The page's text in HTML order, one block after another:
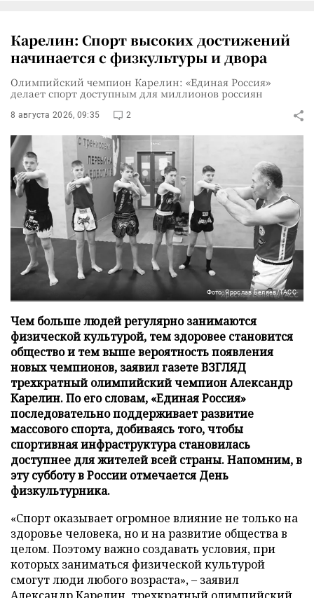
Карелин: Спорт высоких достижений
начинается с физкультуры и двора
Олимпийский чемпион Карелин: «Единая Россия»
делает спорт доступным для миллионов россиян
8 августа 2026, 09:35 2
Фото: Ярослав Беляев/ТАСС
Чем больше людей регулярно занимаются
физической культурой, тем здоровее становится
общество и тем выше вероятность появления
новых чемпионов, заявил газете ВЗГЛЯД
трехкратный олимпийский чемпион Александр
Карелин. По его словам, «Единая Россия»
последовательно поддерживает развитие
массового спорта, добиваясь того, чтобы
спортивная инфраструктура становилась
доступнее для жителей всей страны. Напомним, в
эту субботу в России отмечается День
физкультурника.
«Спорт оказывает огромное влияние не только на
здоровье человека, но и на развитие общества в
целом. Поэтому важно создавать условия, при
которых заниматься физической культурой
смогут люди любого возраста», – заявил